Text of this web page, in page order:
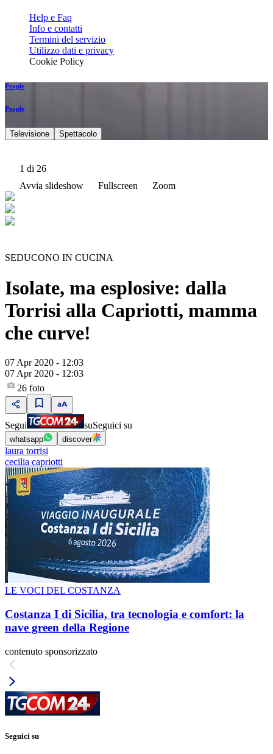
Help e Faq
Info e contatti
Termini del servizio
Utilizzo dati e privacy
Cookie Policy
People
People
Televisione Spettacolo
1 di 26
Avvia slideshow
Fullscreen Zoom
SEDUCONO IN CUCINA
Isolate, ma esplosive: dalla
Torrisi alla Capriotti, mamma
che curve!
07 Apr 2020 - 12:03
07 Apr 2020 - 12:03
26 foto
Segui suSeguici su
whatsapp discover
laura torrisi
cecilia capriotti
LE VOCI DEL COSTANZA
Costanza I di Sicilia, tra tecnologia e comfort: la
nave green della Regione
contenuto sponsorizzato
Seguici su